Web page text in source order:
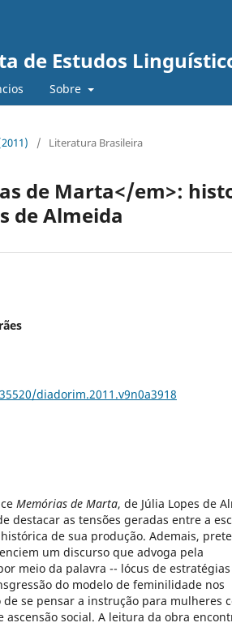
de Estudos
Sobre
/ Literatura Brasileira
de Marta</em>:
de Almeida
diadorim.2011.v9n0a3918
Memórias de Marta, de Júlia Lopes de
destacar as tensões geradas entre a
de sua produção. Ademais,
um discurso que advoga pela
meio da palavra -- lócus de
do modelo de feminilidade nos
se pensar a instrução para mulheres
ascensão social. A leitura da obra